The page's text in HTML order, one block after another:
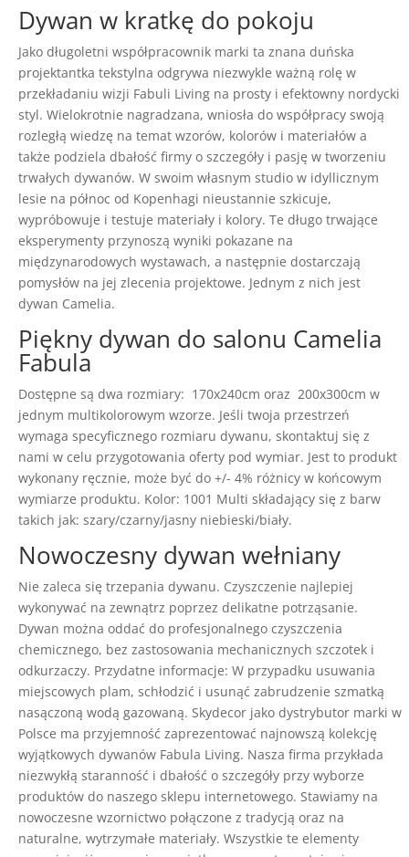
Dywan w kratkę do pokoju
Jako długoletni współpracownik marki ta znana duńska
projektantka tekstylna odgrywa niezwykle ważną rolę w
przekładaniu wizji Fabuli Living na prosty i efektowny nordycki
styl. Wielokrotnie nagradzana, wniosła do współpracy swoją
rozległą wiedzę na temat wzorów, kolorów i materiałów a
także podziela dbałość firmy o szczegóły i pasję w tworzeniu
trwałych dywanów. W swoim własnym studio w idyllicznym
lesie na północ od Kopenhagi nieustannie szkicuje,
wypróbowuje i testuje materiały i kolory. Te długo trwające
eksperymenty przynoszą wyniki pokazane na
międzynarodowych wystawach, a następnie dostarczają
pomysłów na jej zlecenia projektowe. Jednym z nich jest
dywan Camelia.
Piękny dywan do salonu Camelia
Fabula
Dostępne są dwa rozmiary: 170x240cm oraz 200x300cm w
jednym multikolorowym wzorze. Jeśli twoja przestrzeń
wymaga specyficznego rozmiaru dywanu, skontaktuj się z
nami w celu przygotowania oferty pod wymiar. Jest to produkt
wykonany ręcznie, może być do +/- 4% różnicy w końcowym
wymiarze produktu. Kolor: 1001 Multi składający się z barw
takich jak: szary/czarny/jasny niebieski/biały.
Nowoczesny dywan wełniany
Nie zaleca się trzepania dywanu. Czyszczenie najlepiej
wykonywać na zewnątrz poprzez delikatne potrząsanie.
Dywan można oddać do profesjonalnego czyszczenia
chemicznego, bez zastosowania mechanicznych szczotek i
odkurzaczy. Przydatne informacje: W przypadku usuwania
miejscowych plam, schłodzić i usunąć zabrudzenie szmatką
nasączoną wodą gazowaną. Skydecor jako dystrybutor marki w
Polsce ma przyjemność zaprezentować najnowszą kolekcję
wyjątkowych dywanów Fabula Living. Nasza firma przykłada
niezwykłą staranność i dbałość o szczegóły przy wyborze
produktów do naszego sklepu internetowego. Stawiamy na
nowoczesne wzornictwo połączone z tradycją oraz na
naturalne, wytrzymałe materiały. Wszystkie te elementy